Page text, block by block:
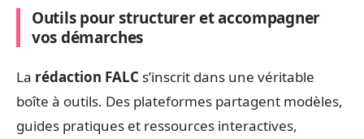
Outils pour structurer et accompagner
vos démarches
La rédaction FALC s’inscrit dans une véritable
boîte à outils. Des plateformes partagent modèles,
guides pratiques et ressources interactives,